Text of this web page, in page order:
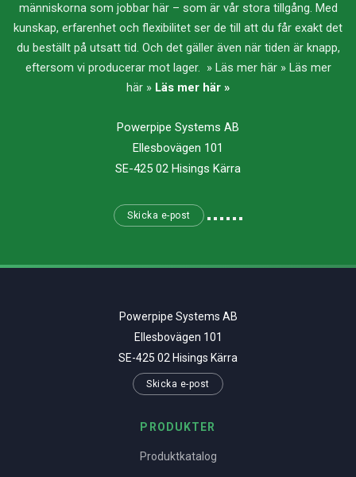
människorna som jobbar här – som är vår stora tillgång. Med
kunskap, erfarenhet och flexibilitet ser de till att du får exakt det
du beställt på utsatt tid. Och det gäller även när tiden är knapp,
eftersom vi producerar mot lager. » Läs mer här » Läs mer
här » Läs mer här »
Powerpipe Systems AB
Ellesbovägen 101
SE-425 02 Hisings Kärra
Skicka e-post
Powerpipe Systems AB
Ellesbovägen 101
SE-425 02 Hisings Kärra
Skicka e-post
PRODUKTER
Produktkatalog